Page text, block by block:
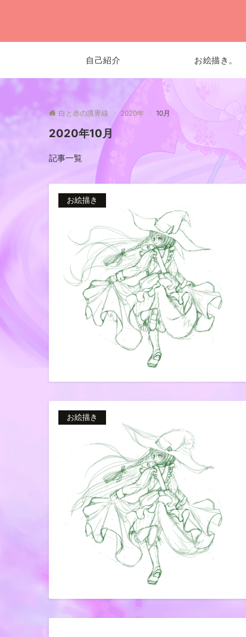
自己紹介 お絵描き。
白と赤の境界線 2020年 10月
2020年10月
記事一覧
お絵描き
お絵描き